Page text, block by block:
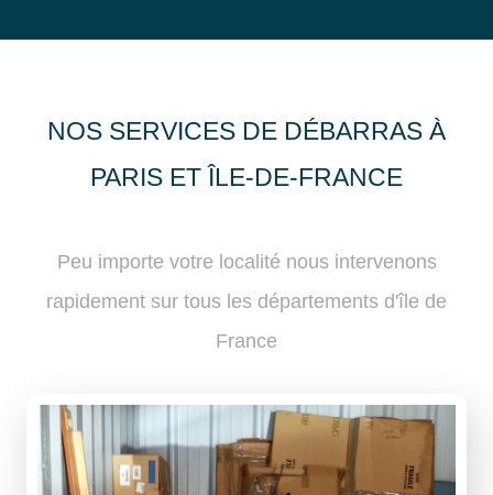
NOS SERVICES DE DÉBARRAS À
PARIS ET ÎLE-DE-FRANCE
Peu importe votre localité nous intervenons
rapidement sur tous les départements d'île de
France